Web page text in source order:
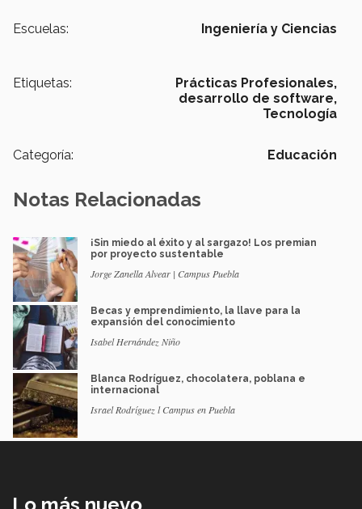
Escuelas: Ingeniería y Ciencias
Etiquetas:
Prácticas Profesionales,
desarrollo de software,
Tecnología
Categoría: Educación
Notas Relacionadas
¡Sin miedo al éxito y al sargazo! Los premian
por proyecto sustentable
Jorge Zanella Alvear | Campus Puebla
Becas y emprendimiento, la llave para la
expansión del conocimiento
Isabel Hernández Niño
Blanca Rodríguez, chocolatera, poblana e
internacional
Israel Rodríguez l Campus en Puebla